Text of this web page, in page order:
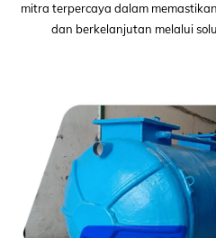
mitra terpercaya dalam
dan berkelanjutan melalui